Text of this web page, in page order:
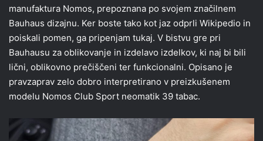
manufaktura Nomos, prepoznana po svojem značilnem
Bauhaus dizajnu. Ker boste tako kot jaz odprli Wikipedio in
poiskali pomen, ga pripenjam tukaj. V bistvu gre pri
Bauhausu za oblikovanje in izdelavo izdelkov, ki naj bi bili
lični, oblikovno prečiščeni ter funkcionalni. Opisano je
pravzaprav zelo dobro interpretirano v preizkušenem
modelu Nomos Club Sport neomatik 39 tabac.